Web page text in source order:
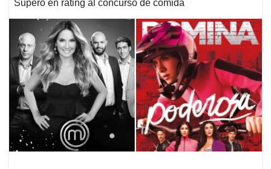
Superó en rating al concurso de comida